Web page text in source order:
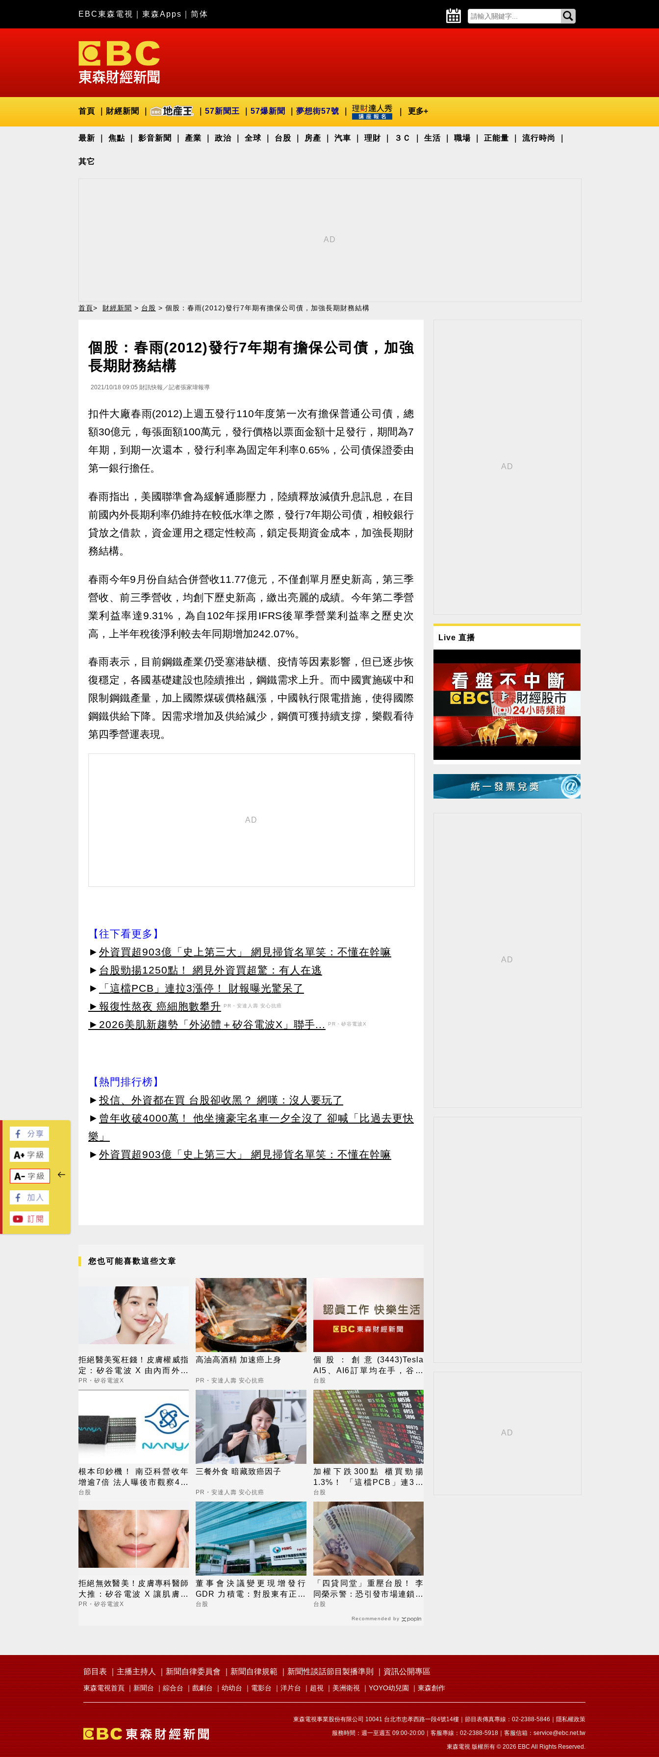
EBC東森電視 東森Apps 简体
首頁 財經新聞 57新聞王 57爆新聞 夢想街57號 更多+
最新 焦點 影音新聞 產業 政治 全球 台股 房產 汽車 理財 ３Ｃ 生活 職場 正能量 流行時尚
其它
首頁> 財經新聞 > 台股 > 個股：春雨(2012)發行7年期有擔保公司債，加強長期財務結構
個股：春雨(2012)發行7年期有擔保公司債，加強
長期財務結構
2021/10/18 09:05 財訊快報／記者張家瑋報導
扣件大廠春雨(2012)上週五發行110年度第一次有擔保普通公司債，總
額30億元，每張面額100萬元，發行價格以票面金額十足發行，期間為7
年期，到期一次還本，發行利率為固定年利率0.65%，公司債保證委由
第一銀行擔任。
春雨指出，美國聯準會為緩解通膨壓力，陸續釋放減債升息訊息，在目
前國內外長期利率仍維持在較低水準之際，發行7年期公司債，相較銀行
貸放之借款，資金運用之穩定性較高，鎖定長期資金成本，加強長期財
務結構。
春雨今年9月份自結合併營收11.77億元，不僅創單月歷史新高，第三季
營收、前三季營收，均創下歷史新高，繳出亮麗的成績。今年第二季營
業利益率達9.31%，為自102年採用IFRS後單季營業利益率之歷史次
高，上半年稅後淨利較去年同期增加242.07%。
春雨表示，目前鋼鐵產業仍受塞港缺櫃、疫情等因素影響，但已逐步恢
復穩定，各國基礎建設也陸續推出，鋼鐵需求上升。而中國實施碳中和
限制鋼鐵產量，加上國際煤碳價格飆漲，中國執行限電措施，使得國際
鋼鐵供給下降。因需求增加及供給減少，鋼價可獲持續支撐，樂觀看待
第四季營運表現。
【往下看更多】
► 外資買超903億「史上第三大」 網見掃貨名單笑：不懂在幹嘛
► 台股勁揚1250點！ 網見外資買超驚：有人在逃
►
「這檔PCB」連拉3漲停！ 財報曝光驚呆了
►報復性熬夜 癌細胞數攀升
PR・安達人壽 安心抗癌
►2026美肌新趨勢「外泌體＋矽谷電波X」聯手... PR・矽谷電波X
【熱門排行榜】
► 投信、外資都在買 台股卻收黑？ 網嘆：沒人要玩了
► 曾年收破4000萬！ 他坐擁豪宅名車一夕全沒了 卻喊「比過去更快
樂」
► 外資買超903億「史上第三大」 網見掃貨名單笑：不懂在幹嘛
您也可能喜歡這些文章
拒絕醫美冤枉錢！皮膚權威指
定：矽谷電波 X 由內而外養
出逆齡好膚質
PR・矽谷電波X
高油高酒精 加速癌上身
PR・安達人壽 安心抗癌
個股：創意(3443)Tesla
AI5、AI6訂單均在手，谷歌
Axion2 CPU出貨有上修空間
台股
根本印鈔機！ 南亞科營收年
增逾7倍 法人曝後市觀察4指
標
台股
三餐外食 暗藏致癌因子
PR・安達人壽 安心抗癌
加權下跌300點 櫃買勁揚
1.3%！ 「這檔PCB」連3天
漲停
台股
拒絕無效醫美！皮膚專科醫師
大推：矽谷電波 X 讓肌膚由
內而外更強韌
PR・矽谷電波X
董事會決議變更現增發行
GDR 力積電：對股東有正面
助益
台股
「四貸同堂」重壓台股！ 李
同榮示警：恐引發市場連鎖反
應
台股
Recommended by
Live 直播
節目表 主播主持人 新聞自律委員會 新聞自律規範 新聞性談話節目製播準則 資訊公開專區
東森電視首頁 新聞台 綜合台 戲劇台 幼幼台 電影台 洋片台 超視 美洲衛視 YOYO幼兒園 東森創作
東森電視事業股份有限公司 10041 台北市忠孝西路一段4號14樓｜節目表傳真專線：02-2388-5846｜隱私權政策
服務時間：週一至週五 09:00-20:00｜客服專線：02-2388-5918｜客服信箱：service@ebc.net.tw
東森電視 版權所有 © 2026 EBC All Rights Reserved.